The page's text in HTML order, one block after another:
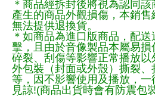
＊商品經拆封後將視為認同
產生的商品外觀損傷，本銷
無法提供退換貨。
＊如商品為進口版商品，配
擊，且由於音像製品本屬易
碎裂、刮傷等影響正常播放
外包裝（封面或外殼）撕裂、
等，因不影響使用及播放，
見諒!(商品出貨時會有防震包